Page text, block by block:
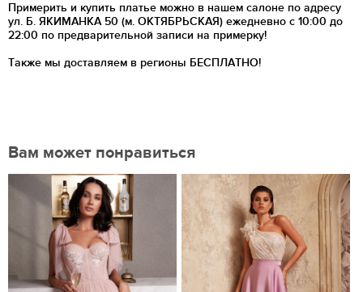
Примерить и купить платье можно в нашем салоне по адресу
ул. Б. ЯКИМАНКА 50 (м. ОКТЯБРЬСКАЯ) ежедневно с 10:00 до
22:00 по предварительной записи на примерку!
Также мы доставляем в регионы БЕСПЛАТНО!
Вам может понравиться